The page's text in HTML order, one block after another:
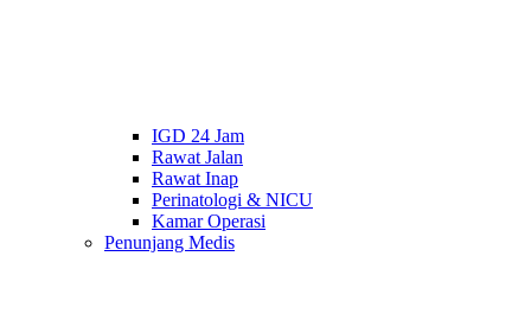
IGD 24 Jam
Rawat Jalan
Rawat Inap
Perinatologi & NICU
Kamar Operasi
Penunjang Medis